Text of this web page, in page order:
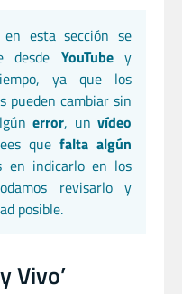
esta sección se
desde YouTubey
ya que los
pueden cambiar sin
error, unvídeo
que falta algún
en indicarlo en los
revisarlo y
posible.
Vivo’